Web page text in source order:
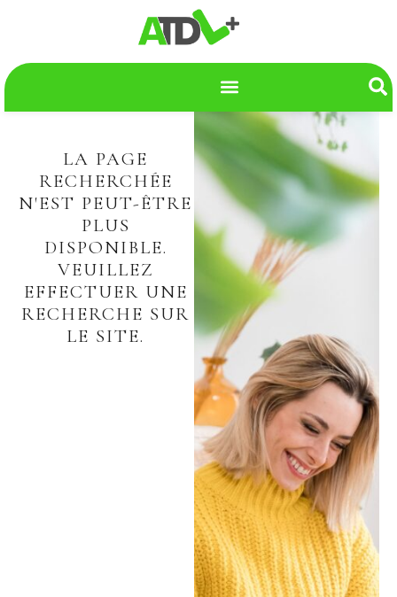
LA PAGE
RECHERCHÉE
N'EST PEUT-ÊTRE
PLUS
DISPONIBLE.
VEUILLEZ
EFFECTUER UNE
RECHERCHE SUR
LE SITE.